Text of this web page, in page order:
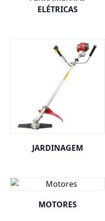
ELÉTRICAS
JARDINAGEM
MOTORES